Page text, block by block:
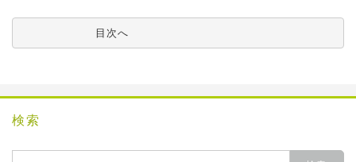
          目次へ
検索